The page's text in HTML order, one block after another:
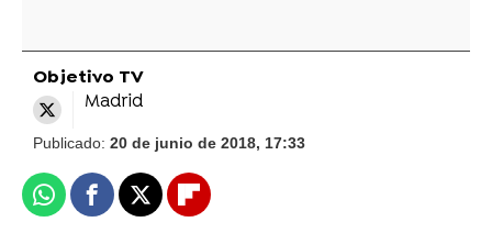
Objetivo TV
Madrid
Publicado: 20 de junio de 2018, 17:33
WhatsappFacebook
X Flipboard